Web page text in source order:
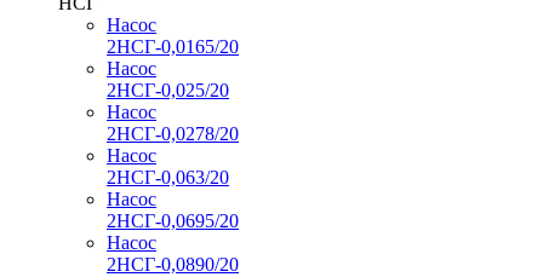
Насос
2НСГ-0,0165/20
Насос
2НСГ-0,025/20
Насос
2НСГ-0,0278/20
Насос
2НСГ-0,063/20
Насос
2НСГ-0,0695/20
Насос
2НСГ-0,0890/20